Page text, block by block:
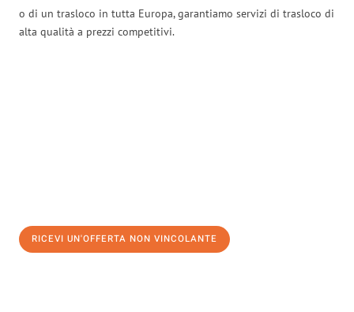
o di un trasloco in tutta Europa, garantiamo servizi di trasloco di
alta qualità a prezzi competitivi.
RICEVI UN'OFFERTA NON VINCOLANTE